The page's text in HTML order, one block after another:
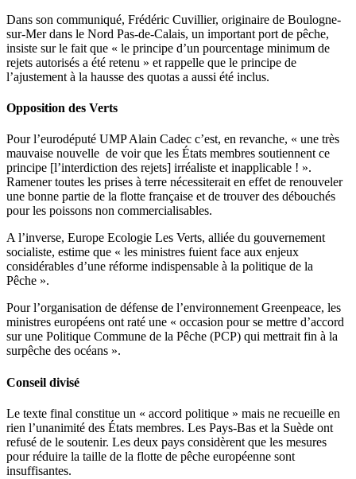
Dans son communiqué, Frédéric Cuvillier, originaire de Boulogne-
sur-Mer dans le Nord Pas-de-Calais, un important port de pêche,
insiste sur le fait que « le principe d’un pourcentage minimum de
rejets autorisés a été retenu » et rappelle que le principe de
l’ajustement à la hausse des quotas a aussi été inclus.
Opposition des Verts
Pour l’eurodéputé UMP Alain Cadec c’est, en revanche, « une très
mauvaise nouvelle de voir que les États membres soutiennent ce
principe [l’interdiction des rejets] irréaliste et inapplicable ! ».
Ramener toutes les prises à terre nécessiterait en effet de renouveler
une bonne partie de la flotte française et de trouver des débouchés
pour les poissons non commercialisables.
A l’inverse, Europe Ecologie Les Verts, alliée du gouvernement
socialiste, estime que « les ministres fuient face aux enjeux
considérables d’une réforme indispensable à la politique de la
Pêche ».
Pour l’organisation de défense de l’environnement Greenpeace, les
ministres européens ont raté une « occasion pour se mettre d’accord
sur une Politique Commune de la Pêche (PCP) qui mettrait fin à la
surpêche des océans ».
Conseil divisé
Le texte final constitue un « accord politique » mais ne recueille en
rien l’unanimité des États membres. Les Pays-Bas et la Suède ont
refusé de le soutenir. Les deux pays considèrent que les mesures
pour réduire la taille de la flotte de pêche européenne sont
insuffisantes.